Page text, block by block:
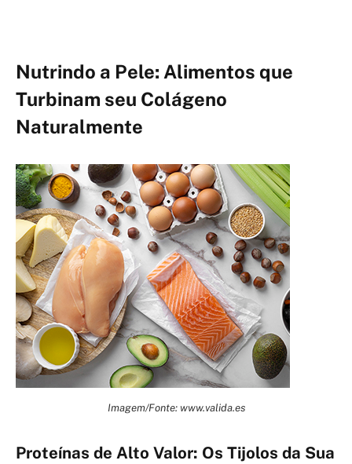
Nutrindo a Pele: Alimentos que
Turbinam seu Colágeno
Naturalmente
Imagem/Fonte: www.valida.es
Proteínas de Alto Valor: Os Tijolos da Sua